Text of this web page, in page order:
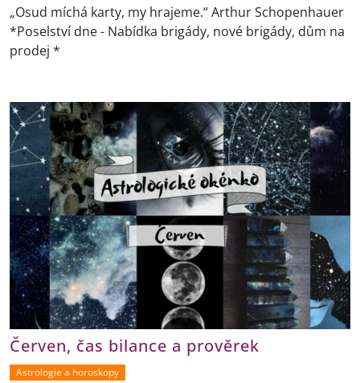
„Osud míchá karty, my hrajeme.“ Arthur Schopenhauer
*Poselství dne - Nabídka brigády, nové brigády, dům na
prodej *
Červen, čas bilance a prověrek
Astrologie a horoskopy